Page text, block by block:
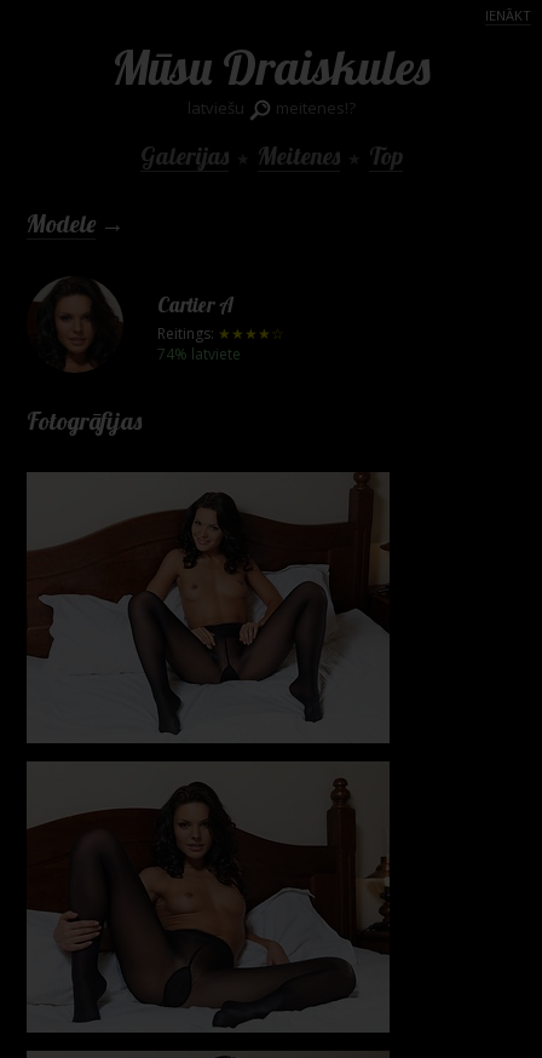
Mūsu Draiskules
latviešu meitenes!?
Galerijas★ Meitenes★ Top
IENĀKT
Modele →
Cartier A
Reitings: ★★★★☆
74% latviete
Fotogrāfijas